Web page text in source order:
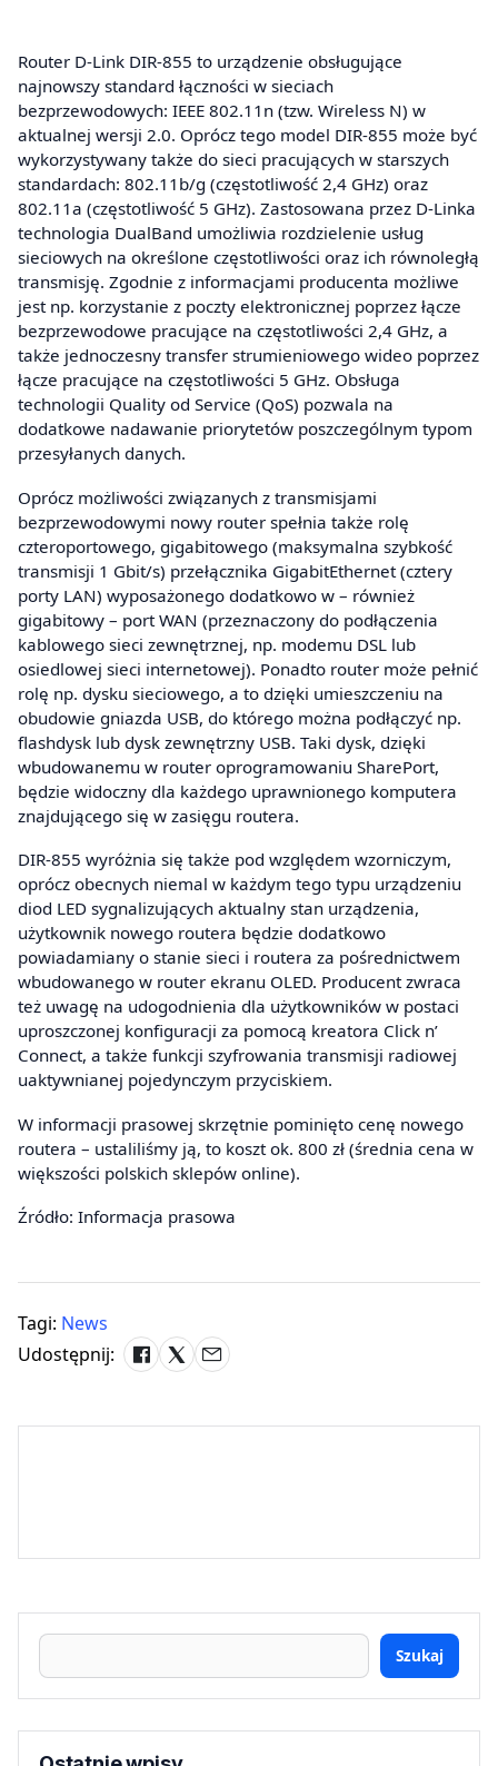
Router D-Link DIR-855 to urządzenie obsługujące
najnowszy standard łączności w sieciach
bezprzewodowych: IEEE 802.11n (tzw. Wireless N) w
aktualnej wersji 2.0. Oprócz tego model DIR-855 może być
wykorzystywany także do sieci pracujących w starszych
standardach: 802.11b/g (częstotliwość 2,4 GHz) oraz
802.11a (częstotliwość 5 GHz). Zastosowana przez D-Linka
technologia DualBand umożliwia rozdzielenie usług
sieciowych na określone częstotliwości oraz ich równoległą
transmisję. Zgodnie z informacjami producenta możliwe
jest np. korzystanie z poczty elektronicznej poprzez łącze
bezprzewodowe pracujące na częstotliwości 2,4 GHz, a
także jednoczesny transfer strumieniowego wideo poprzez
łącze pracujące na częstotliwości 5 GHz. Obsługa
technologii Quality od Service (QoS) pozwala na
dodatkowe nadawanie priorytetów poszczególnym typom
przesyłanych danych.
Oprócz możliwości związanych z transmisjami
bezprzewodowymi nowy router spełnia także rolę
czteroportowego, gigabitowego (maksymalna szybkość
transmisji 1 Gbit/s) przełącznika GigabitEthernet (cztery
porty LAN) wyposażonego dodatkowo w – również
gigabitowy – port WAN (przeznaczony do podłączenia
kablowego sieci zewnętrznej, np. modemu DSL lub
osiedlowej sieci internetowej). Ponadto router może pełnić
rolę np. dysku sieciowego, a to dzięki umieszczeniu na
obudowie gniazda USB, do którego można podłączyć np.
flashdysk lub dysk zewnętrzny USB. Taki dysk, dzięki
wbudowanemu w router oprogramowaniu SharePort,
będzie widoczny dla każdego uprawnionego komputera
znajdującego się w zasięgu routera.
DIR-855 wyróżnia się także pod względem wzorniczym,
oprócz obecnych niemal w każdym tego typu urządzeniu
diod LED sygnalizujących aktualny stan urządzenia,
użytkownik nowego routera będzie dodatkowo
powiadamiany o stanie sieci i routera za pośrednictwem
wbudowanego w router ekranu OLED. Producent zwraca
też uwagę na udogodnienia dla użytkowników w postaci
uproszczonej konfiguracji za pomocą kreatora Click n’
Connect, a także funkcji szyfrowania transmisji radiowej
uaktywnianej pojedynczym przyciskiem.
W informacji prasowej skrzętnie pominięto cenę nowego
routera – ustaliliśmy ją, to koszt ok. 800 zł (średnia cena w
większości polskich sklepów online).
Źródło: Informacja prasowa
Tagi: News
Udostępnij:
Szukaj